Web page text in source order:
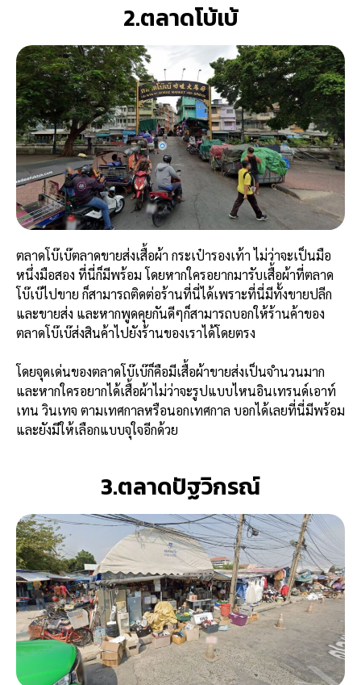
2.ตลาดโบ้เบ้
ตลาดโบ๊เบ๊ตลาดขายส่งเสื้อผ้า กระเป๋ารองเท้า ไม่ว่าจะเป็นมือ
หนึ่งมือสอง ที่นี่ก็มีพร้อม โดยหากใครอยากมารับเสื้อผ้าที่ตลาด
โบ๊เบ๊ไปขาย ก็สามารถติดต่อร้านที่นี่ได้เพราะที่นี่มีทั้งขายปลีก
และขายส่ง และหากพูดคุยกันดีๆก็สามารถบอกให้ร้านค้าของ
ตลาดโบ๊เบ๊ส่งสินค้าไปยังร้านของเราได้โดยตรง
โดยจุดเด่นของตลาดโบ๊เบ๊ก็คือมีเสื้อผ้าขายส่งเป็นจำนวนมาก
และหากใครอยากได้เสื้อผ้าไม่ว่าจะรูปแบบไหนอินเทรนด์เอาท์
เทน วินเทจ ตามเทศกาลหรือนอกเทศกาล บอกได้เลยที่นี่มีพร้อม
และยังมีให้เลือกแบบจุใจอีกด้วย
3.ตลาดปัฐวิกรณ์